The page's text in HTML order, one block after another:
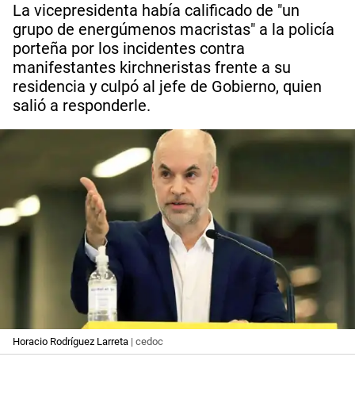
La vicepresidenta había calificado de "un
grupo de energúmenos macristas" a la policía
porteña por los incidentes contra
manifestantes kirchneristas frente a su
residencia y culpó al jefe de Gobierno, quien
salió a responderle.
Horacio Rodríguez Larreta | cedoc